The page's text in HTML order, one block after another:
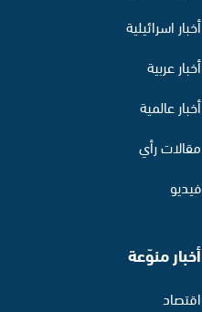
أخبار اسرائيلية
أخبار عربية
أخبار عالمية
مقالات رأي
فيديو
أخبار منوّعة
اقتصاد